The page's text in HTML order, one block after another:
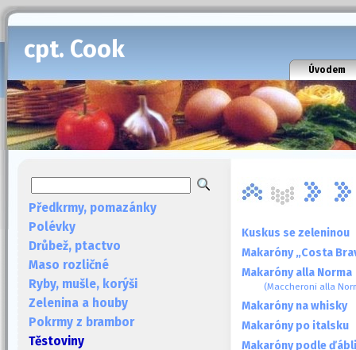
cpt. Cook
Úvodem
Předkrmy, pomazánky
Polévky
Drůbež, ptactvo
Maso rozličné
Ryby, mušle, korýši
Zelenina a houby
Pokrmy z brambor
Těstoviny
Kuskus se zeleninou
Makaróny „Costa
Makaróny alla Norma
(Maccheroni alla
Makaróny na whisky
Makaróny po italsku
Makaróny podle